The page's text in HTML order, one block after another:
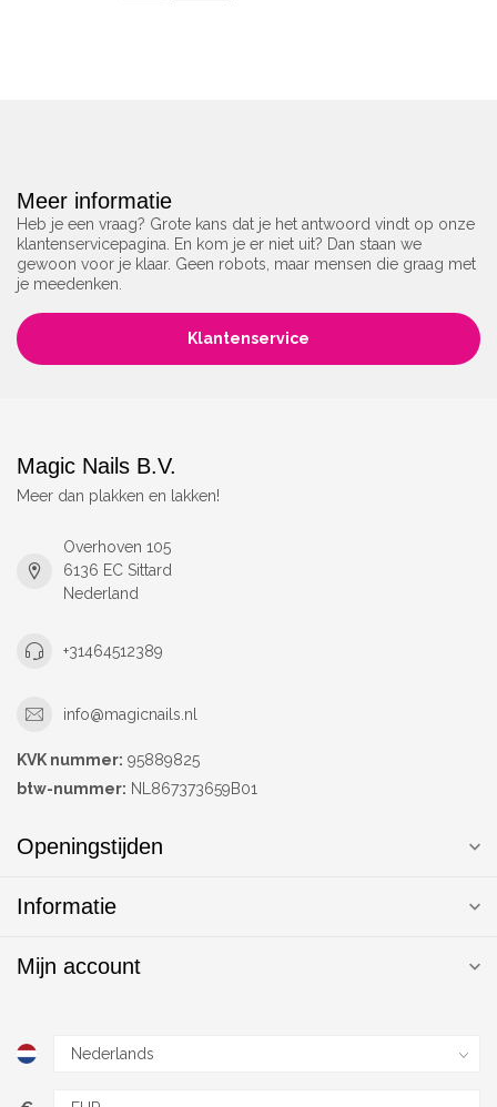
Meer informatie
Heb je een vraag? Grote kans dat je het antwoord vindt op onze
klantenservicepagina. En kom je er niet uit? Dan staan we
gewoon voor je klaar. Geen robots, maar mensen die graag met
je meedenken.
Klantenservice
Magic Nails B.V.
Meer dan plakken en lakken!
Overhoven 105
6136 EC Sittard
Nederland
+31464512389
info@magicnails.nl
KVK nummer: 95889825
btw-nummer: NL867373659B01
Openingstijden
Informatie
Mijn account